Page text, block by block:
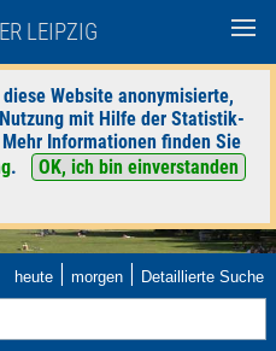
LEIPZIG
Website anonymisierte,
mit Hilfe der Statistik-
Informationen finden Sie
.
OK, ich bin einverstanden
heute | morgen | Detaillierte Suche